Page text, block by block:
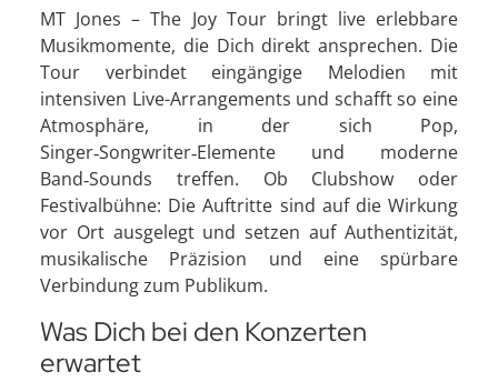
MT Jones – The Joy Tour bringt live erlebbare
Musikmomente, die Dich direkt ansprechen. Die
Tour verbindet eingängige Melodien mit
intensiven Live-Arrangements und schafft so eine
Atmosphäre, in der sich Pop,
Singer‑Songwriter‑Elemente und moderne
Band‑Sounds treffen. Ob Clubshow oder
Festivalbühne: Die Auftritte sind auf die Wirkung
vor Ort ausgelegt und setzen auf Authentizität,
musikalische Präzision und eine spürbare
Verbindung zum Publikum.
Was Dich bei den Konzerten
erwartet